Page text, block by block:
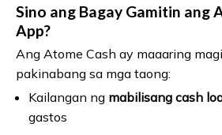
Sino ang Bagay Gamitin ang
App?
Ang Atome Cash ay maaaring
pakinabang sa mga taong:
Kailangan ng mabilisang cash
gastos